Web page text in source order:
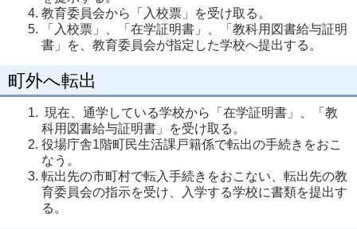
教育委員会から「入校票」を受け取る。
「入校票」、「在学証明書」、「教科用図書給与証明
書」を、教育委員会が指定した学校へ提出する。
町外へ転出
現在、通学している学校から「在学証明書」、「教
科用図書給与証明書」を受け取る。
役場庁舎1階町民生活課戸籍係で転出の手続きをおこ
なう。
転出先の市町村で転入手続きをおこない、転出先の教
育委員会の指示を受け、入学する学校に書類を提出す
る。